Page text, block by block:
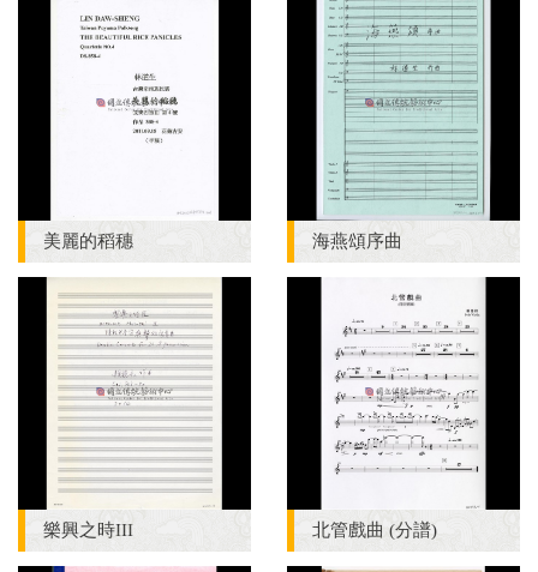
美麗的稻穗 海燕頌序曲
樂興之時III 北管戲曲 (分譜)